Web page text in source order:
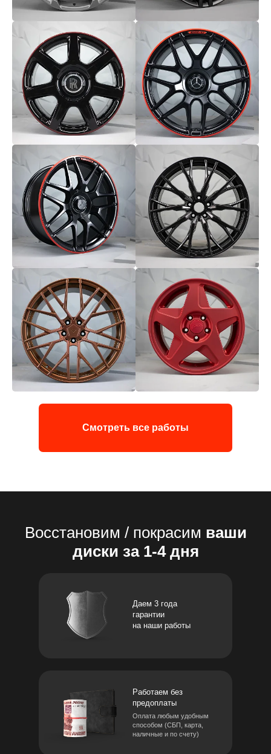
Смотреть все работы
Даем 3 года
гарантии
на наши работы
Работаем без
предоплаты
Оплата любым удобным
способом (СБП, карта,
наличные и по счету)
Восстановим / покрасим ваши
диски за 1-4 дня